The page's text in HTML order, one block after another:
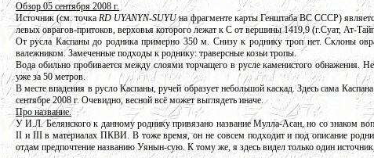
Обзор 05 сентября 2008 г.
Источник (см. точкаRD UYANYN-SUYUна фрагменте карты Генштаба ВС СССР)
левых оврагов-притоков, верховья которого лежат к С от вершины 1419,9 (г.Суат, Ат-
От русла Каспаны до родника примерно 350 м. Снизу к роднику троп нет. Склоны
валежником. Замеченные подходы к роднику: траверсные козьи тропы.
Вода обильно пробивается между слоями торчащего в русле каменистого
уже за 50 метров.
В месте впадения в русло Каспаны, ручей образует небольшой каскад. Здесь сама
сентябре 2008 г. Очевидно, весной всё может выглядеть иначе.
Про название.
У И.Л. Белянского к данному роднику привязано название Мулла-Асан, но со знаком
II и III в материалах ПКВИ. В тоже время, он не совсем подходит и под описание
отдам предпочтение названию Уянын-сую. К тому же, я здесь видел только один